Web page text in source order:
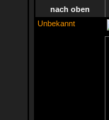
nach oben
Unbekannt